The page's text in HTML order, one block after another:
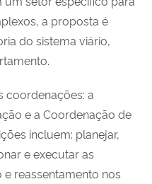
a proposta é
do sistema viário,
coordenações: a
e a Coordenação de
incluem: planejar,
e executar as
reassentamento nos